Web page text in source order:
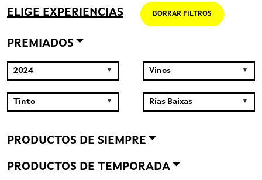
ELIGE EXPERIENCIAS BORRAR FILTROS
PREMIADOS
PRODUCTOS DE SIEMPRE
PRODUCTOS DE TEMPORADA